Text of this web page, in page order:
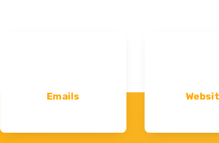
Emails